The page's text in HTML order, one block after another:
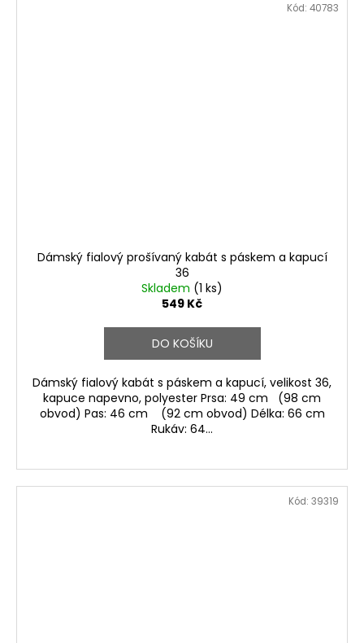
Dámský fialový prošívaný kabát s páskem a kapucí
36
Skladem (1 ks)
549 Kč
DO KOŠÍKU
Dámský fialový kabát s páskem a kapucí, velikost 36,
kapuce napevno, polyester Prsa: 49 cm (98 cm
obvod) Pas: 46 cm (92 cm obvod) Délka: 66 cm
Rukáv: 64...
Kód: 40783
Kód: 39319